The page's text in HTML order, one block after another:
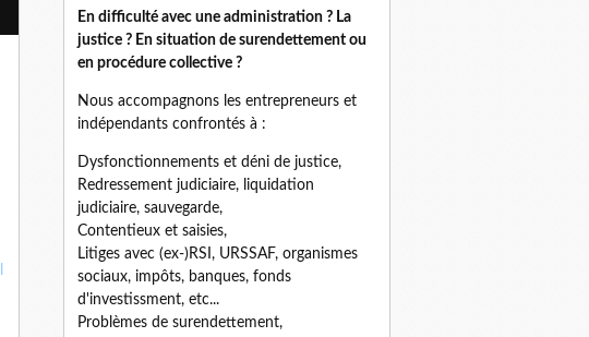
En difficulté avec une administration ? La
justice ? En situation de surendettement ou
en procédure collective ?
Nous accompagnons les entrepreneurs et
indépendants confrontés à :
Dysfonctionnements et déni de justice,
Redressement judiciaire, liquidation
judiciaire, sauvegarde,
Contentieux et saisies,
Litiges avec (ex-)RSI, URSSAF, organismes
sociaux, impôts, banques, fonds
d'investissment, etc...
Problèmes de surendettement,